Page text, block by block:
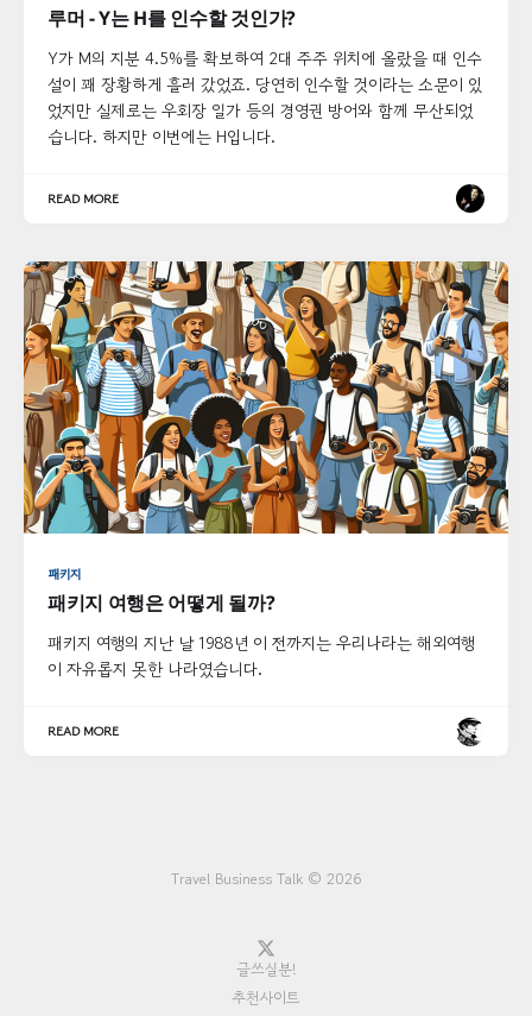
루머 - Y는 H를 인수할 것인가?
Y가 M의 지분 4.5%를 확보하여 2대 주주 위치에 올랐을 때 인수
설이 꽤 장황하게 흘러 갔었죠. 당연히 인수할 것이라는 소문이 있
었지만 실제로는 우회장 일가 등의 경영권 방어와 함께 무산되었
습니다. 하지만 이번에는 H입니다.
READ MORE
패키지
패키지 여행은 어떻게 될까?
패키지 여행의 지난 날 1988년 이 전까지는 우리나라는 해외여행
이 자유롭지 못한 나라였습니다.
READ MORE
Travel Business Talk © 2026
글쓰실분!
추천사이트